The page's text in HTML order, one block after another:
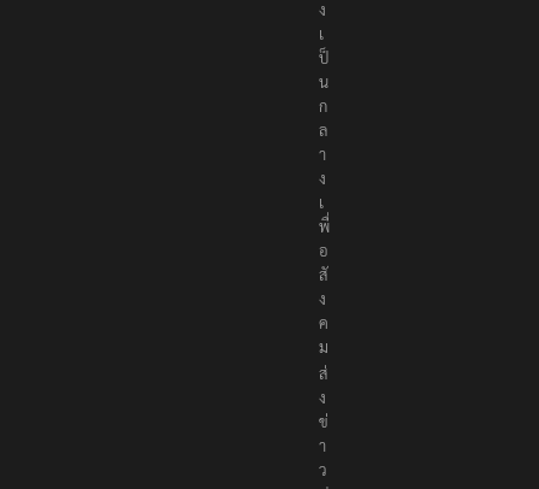
ต้
อ
ง
เ
ป็
น
ก
ล
า
ง
เ
พื่
อ
สั
ง
ค
ม
ส่
ง
ข่